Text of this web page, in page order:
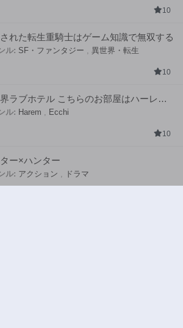
10
れた転生重騎士はゲーム知識で無双する
ル: SF・ファンタジー , 異世界・転生
10
ラブホテル こちらのお部屋はハーレム
ル: Harem Ecchi
10
ー×ハンター
ル: アクション ドラマ